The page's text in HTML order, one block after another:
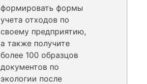
формировать формы
учета отходов по
своему предприятию,
а также получите
более 100 образцов
документов по
экологии после